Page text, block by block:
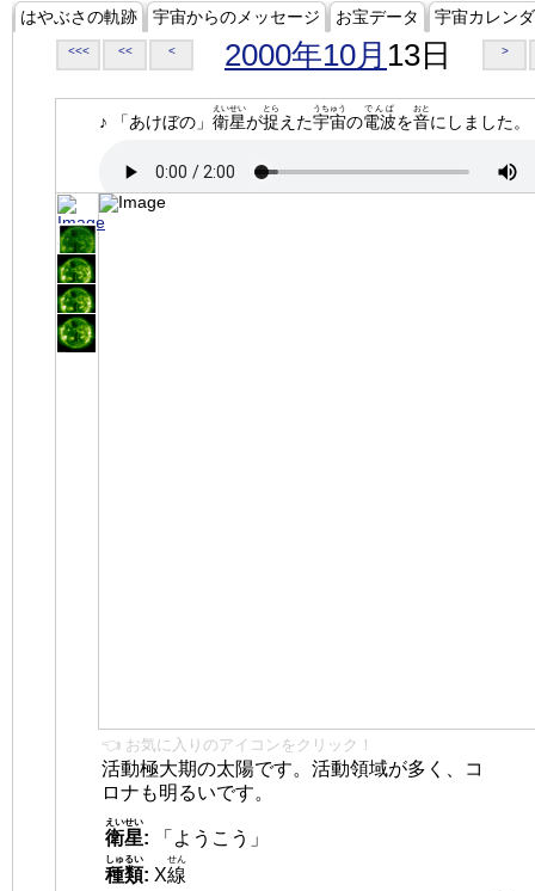
はやぶさの軌跡 宇宙からのメッセージ お宝データ 宇宙カレン
<<< << < 2000年10月 13日 >
♪ 「あけぼの」 衛星
えいせい
が捉
とら
えた宇宙
うちゅう
の電波
でんぱ
を音
おと
にしました。
👈 お気に入りのアイコンをクリック！
活動極大期の太陽です。活動領域が多く、コ
ロナも明るいです。
衛星
えいせい
:
「ようこう」
種類
しゅるい
: X線
せん